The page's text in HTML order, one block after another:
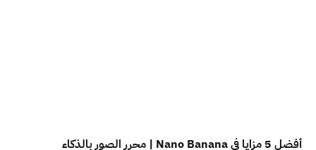
أفضل 5 مزايا في Nano Banana | محرر الصور بالذكاء